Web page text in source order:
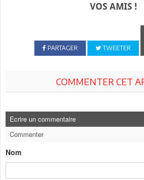
VOS AMIS !
PARTAGER TWEETER
COMMENTER CET
Ecrire un commentaire
Commenter
Nom